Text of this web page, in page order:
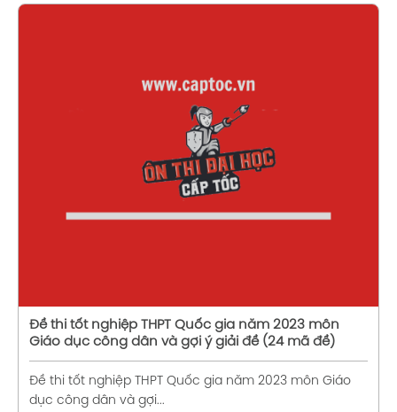
Xem chi tiết
Đề thi tốt nghiệp THPT Quốc gia năm 2023 môn
Giáo dục công dân và gợi ý giải đề (24 mã đề)
Đề thi tốt nghiệp THPT Quốc gia năm 2023 môn Giáo
dục công dân và gợi...